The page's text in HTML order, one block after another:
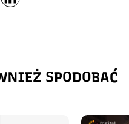
SPODOBAĆ